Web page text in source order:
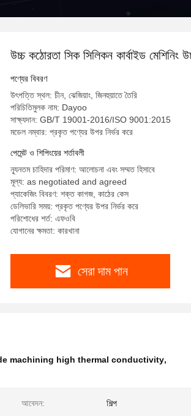
উচ্চ কঠোরতা সিক সিলিকন কার্বাইড মেশিনিং
পণ্যের বিবরণ
উৎপত্তি স্থল: চীন, ঝেজিয়াং, জিনহুয়াতে তৈরি
পরিচিতিমুলক নাম: Dayoo
সাক্ষ্যদান: GB/T 19001-2016/ISO 9001:2015
মডেল নম্বার: প্রকৃত পণ্যের উপর নির্ভর করে
পেমেন্ট ও শিপিংয়ের শর্তাবলী
ন্যূনতম চাহিদার পরিমাণ: আলোচনা এবং সম্মত হিসাবে
মূল্য: as negotiated and agreed
প্যাকেজিং বিবরণ: শক্ত কাগজ, কাঠের কেস
ডেলিভারি সময়: প্রকৃত পণ্যের উপর নির্ভর করে
পরিশোধের শর্ত: এফওবি
যোগানের ক্ষমতা: কারখানা
সেরা দাম পান
machining high thermal conductivity,
আবেদন: শিল্প